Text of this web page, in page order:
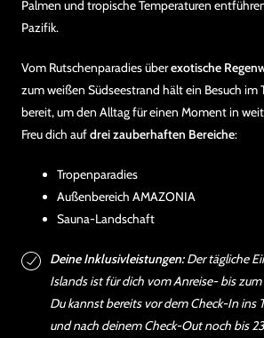
Palmen und tropische Temperaturen
Pazifik.
Vom Rutschenparadies überexotische
zum weißen Südseestrand hält ein Besuch im
bereit, um den Alltag für einen Moment in
Freu dich aufdrei zauberhaften Bereiche:
Tropenparadies
Außenbereich AMAZONIA
Sauna-Landschaft
Deine Inklusivleistungen:Der tägliche
Islands ist für dich vom Anreise- bis
Du kannst bereits vor dem Check-In ins
und nach deinem Check-Out noch bis